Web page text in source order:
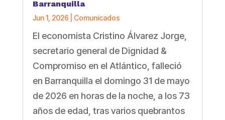
Barranquilla
Jun 1, 2026 Comunicados
El economista Cristino Álvarez Jorge,
secretario general de Dignidad &
Compromiso en el Atlántico, falleció
en Barranquilla el domingo 31 de mayo
de 2026 en horas de la noche, a los 73
años de edad, tras varios quebrantos